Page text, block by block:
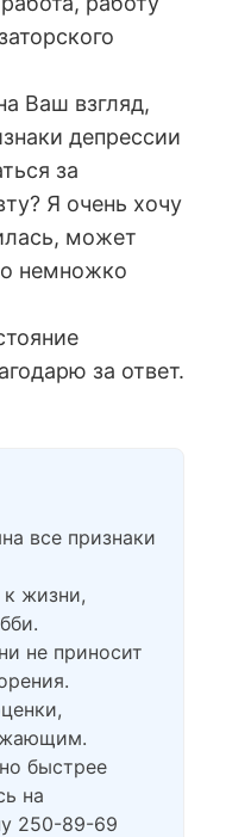
Ваш взгляд,
депрессии
за
Я очень хочу
может
немножко
за ответ.
все признаки
к жизни,
не приносит
быстрее
на
250-89-69